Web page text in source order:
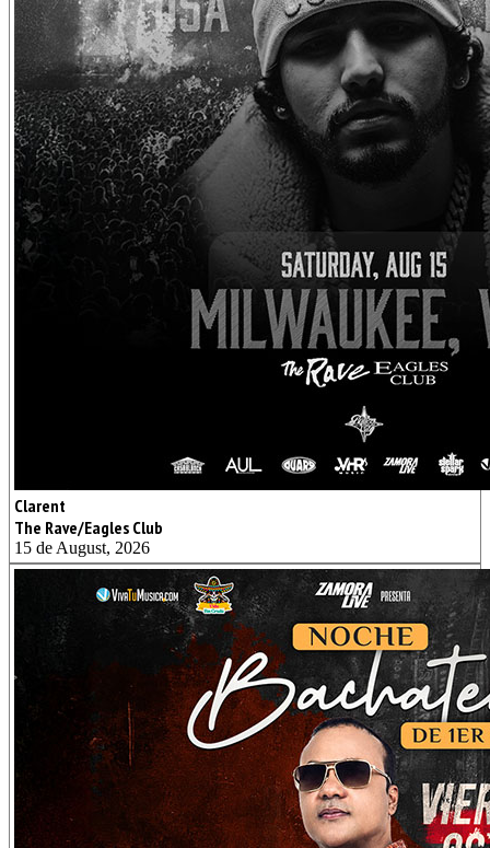
Clarent
The Rave/Eagles Club
15 de August, 2026